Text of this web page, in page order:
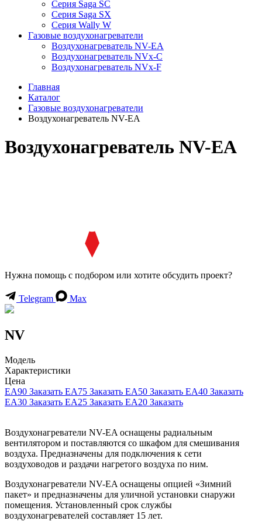
Серия Saga SC
Серия Saga SX
Серия Wally W
Газовые воздухонагреватели
Воздухонагреватель NV-EA
Воздухонагреватель NVx-C
Воздухонагреватель NVx-F
Главная
Каталог
Газовые воздухонагреватели
Воздухонагреватель NV-EA
Воздухонагреватель NV-EA
Нужна помощь с подбором или хотите обсудить проект?
Telegram Max
NV
Модель
Характеристики
Цена
EA90 Заказать EA75 Заказать EA50 Заказать EA40 Заказать
EA30 Заказать EA25 Заказать EA20 Заказать
Воздухонагреватели NV-EA оснащены радиальным
вентилятором и поставляются со шкафом для смешивания
воздуха. Предназначены для подключения к сети
воздуховодов и раздачи нагретого воздуха по ним.
Воздухонагреватели NV-EA оснащены опцией «Зимний
пакет» и предназначены для уличной установки снаружи
помещения. Установленный срок службы
воздухонагревателей составляет 15 лет.